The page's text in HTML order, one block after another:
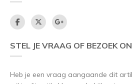
STEL JE VRAAG OF BEZOEK
Heb je een vraag aangaande dit